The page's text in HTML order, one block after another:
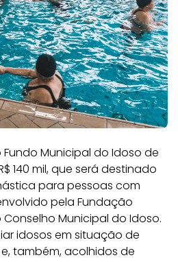
Municipal do Idoso de
140 mil, que será destinado
para pessoas com
pela Fundação
Conselho Municipal do Idoso.
idosos em situação de
também, acolhidos de